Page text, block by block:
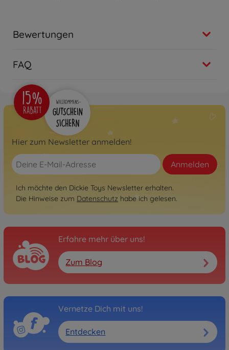
Bewertungen
FAQ
Hier zum Newsletter anmelden!
Anmelden
Ich möchte den Dickie Toys Newsletter erhalten.
Die Hinweise zum Datenschutz habe ich gelesen.
Erfahre mehr über uns!
Zum Blog
Vernetze Dich mit uns!
Entdecken